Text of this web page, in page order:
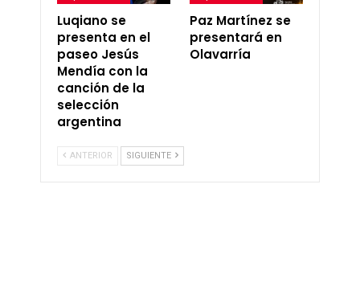
Luqiano se
presenta en el
paseo Jesús
Mendía con la
canción de la
selección
argentina
Paz Martínez se
presentará en
Olavarría
ANTERIOR SIGUIENTE